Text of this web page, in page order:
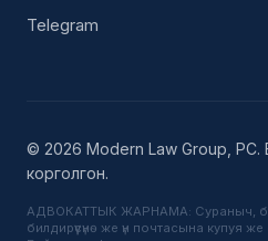
Telegram
© 2026 Modern Law Group, PC.
корголгон.
АДВОКАТТЫК ЖАРНАМА: Сураныч,
билдирүүсүнө же үн почтасына купуя